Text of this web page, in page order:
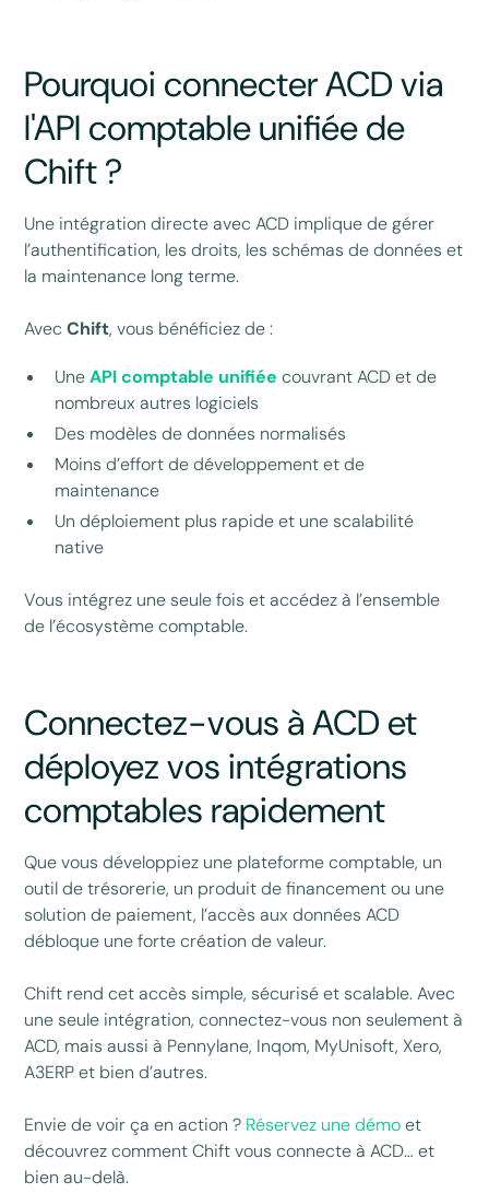
Pourquoi connecter ACD via
l'API comptable unifiée de
Chift ?
Une intégration directe avec ACD implique de gérer
l’authentification, les droits, les schémas de données et
la maintenance long terme.
AvecChift, vous bénéficiez de :
UneAPI comptable unifiéecouvrant ACD et de
nombreux autres logiciels
Des modèles de données normalisés
Moins d’effort de développement et de
maintenance
Un déploiement plus rapide et une scalabilité
native
Vous intégrez une seule fois et accédez à l’ensemble
de l’écosystème comptable.
Connectez-vous à ACD et
déployez vos intégrations
comptables rapidement
Que vous développiez une plateforme comptable, un
outil de trésorerie, un produit de financement ou une
solution de paiement, l’accès aux données ACD
débloque une forte création de valeur.
Chift rend cet accès simple, sécurisé et scalable. Avec
une seule intégration, connectez-vous non seulement à
ACD, mais aussi à Pennylane, Inqom, MyUnisoft, Xero,
A3ERP et bien d’autres.
Envie de voir ça en action ? Réservez une démoet
découvrez comment Chift vous connecte à ACD… et
bien au-delà.